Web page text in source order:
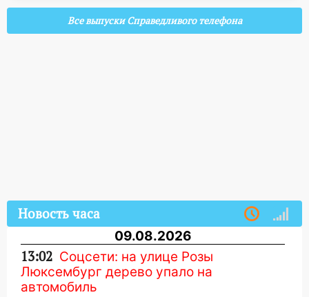
Все выпуски Справедливого телефона
Новость часа
09.08.2026
13:02 Соцсети: на улице Розы
Люксембург дерево упало на
автомобиль